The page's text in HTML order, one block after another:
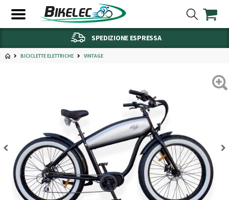
SPEDIZIONE ESPRESSA
BICICLETTE ELETTRICHE VINTAGE